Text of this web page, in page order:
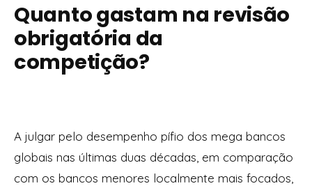
Quanto gastam na revisão
obrigatória da
competição?
A julgar pelo desempenho pífio dos mega bancos
globais nas últimas duas décadas, em comparação
com os bancos menores localmente mais focados,